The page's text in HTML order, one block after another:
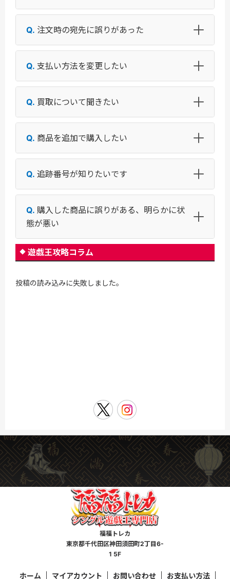
注文時の宛先に誤りがあった
支払い方法を変更したい
買取について聞きたい
商品を追加で購入したい
追跡番号が知りたいです
購入した商品に誤りがある、明らかに状
態が悪い
遊戯王攻略コラム
投稿の読み込みに失敗しました。
福福トレカ
東京都千代田区神田須田町2丁目6-
1 5F
ホーム マイアカウント お問い合わせ お支払い方法